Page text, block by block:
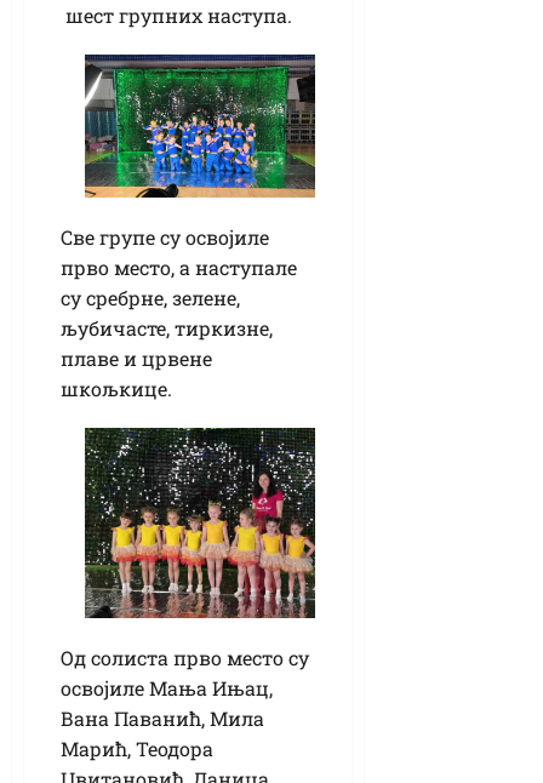
шест групних наступа.
Све групе су освојиле
прво место, а наступале
су сребрне, зелене,
љубичасте, тиркизне,
плаве и црвене
шкољкице.
Од солиста прво место су
освојиле Мања Ињац,
Вана Паванић, Мила
Марић, Теодора